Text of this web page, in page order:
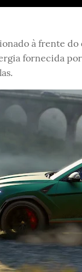
à frente
fornecida